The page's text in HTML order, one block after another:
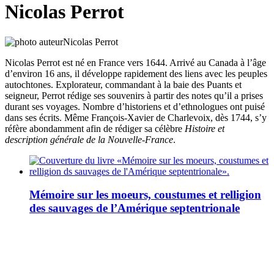
Nicolas Perrot
Nicolas Perrot est né en France vers 1644. Arrivé au Canada à l’âge
d’environ 16 ans, il développe rapidement des liens avec les peuples
autochtones. Explorateur, commandant à la baie des Puants et
seigneur, Perrot rédige ses souvenirs à partir des notes qu’il a prises
durant ses voyages. Nombre d’historiens et d’ethnologues ont puisé
dans ses écrits. Même François-Xavier de Charlevoix, dès 1744, s’y
réfère abondamment afin de rédiger sa célèbre Histoire et
description générale de la Nouvelle-France.
Mémoire sur les moeurs, coustumes et relligion
des sauvages de l’Amérique septentrionale